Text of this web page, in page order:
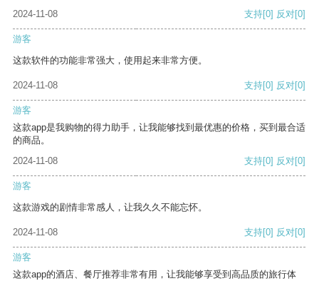
2024-11-08
支持[0] 反对[0]
游客
这款软件的功能非常强大，使用起来非常方便。
2024-11-08 支持[0] 反对[0]
游客
这款app是我购物的得力助手，让我能够找到最优惠的价格，买到最合适
的商品。
2024-11-08
支持[0] 反对[0]
游客
这款游戏的剧情非常感人，让我久久不能忘怀。
2024-11-08 支持[0] 反对[0]
游客
这款app的酒店、餐厅推荐非常有用，让我能够享受到高品质的旅行体